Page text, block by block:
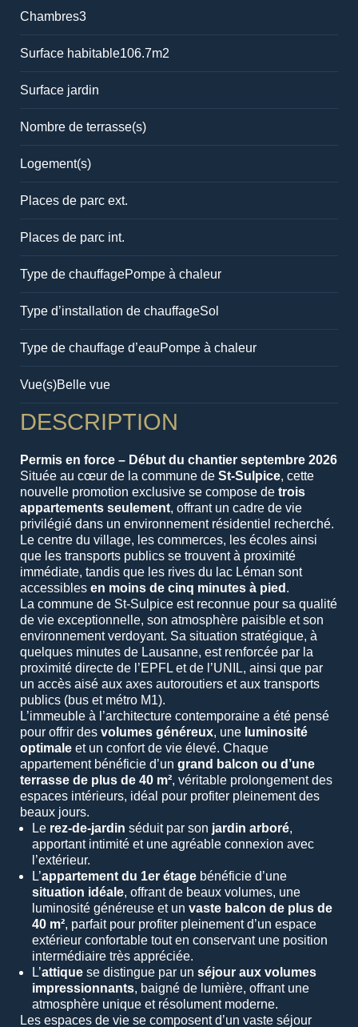
Chambres3
Surface habitable106.7m2
Surface jardin
Nombre de terrasse(s)
Logement(s)
Places de parc ext.
Places de parc int.
Type de chauffagePompe à chaleur
Type d’installation de chauffageSol
Type de chauffage d’eauPompe à chaleur
Vue(s)Belle vue
DESCRIPTION
Permis en force – Début du chantier septembre 2026
Située au cœur de la commune de St-Sulpice, cette
nouvelle promotion exclusive se compose de trois
appartements seulement, offrant un cadre de vie
privilégié dans un environnement résidentiel recherché.
Le centre du village, les commerces, les écoles ainsi
que les transports publics se trouvent à proximité
immédiate, tandis que les rives du lac Léman sont
accessibles en moins de cinq minutes à pied .
La commune de St-Sulpice est reconnue pour sa qualité
de vie exceptionnelle, son atmosphère paisible et son
environnement verdoyant. Sa situation stratégique, à
quelques minutes de Lausanne, est renforcée par la
proximité directe de l’EPFL et de l’UNIL, ainsi que par
un accès aisé aux axes autoroutiers et aux transports
publics (bus et métro M1).
L’immeuble à l’architecture contemporaine a été pensé
pour offrir des volumes généreux, une luminosité
optimale et un confort de vie élevé. Chaque
appartement bénéficie d’un grand balcon ou d’une
terrasse de plus de 40 m², véritable prolongement des
espaces intérieurs, idéal pour profiter pleinement des
beaux jours.
Le rez-de-jardin séduit par son jardin arboré,
apportant intimité et une agréable connexion avec
l’extérieur.
L’appartement du 1er étage bénéficie d’une
situation idéale, offrant de beaux volumes, une
luminosité généreuse et un vaste balcon de plus de
40 m², parfait pour profiter pleinement d’un espace
extérieur confortable tout en conservant une position
intermédiaire très appréciée.
L’attique se distingue par un séjour aux volumes
impressionnants, baigné de lumière, offrant une
atmosphère unique et résolument moderne.
Les espaces de vie se composent d’un vaste séjour